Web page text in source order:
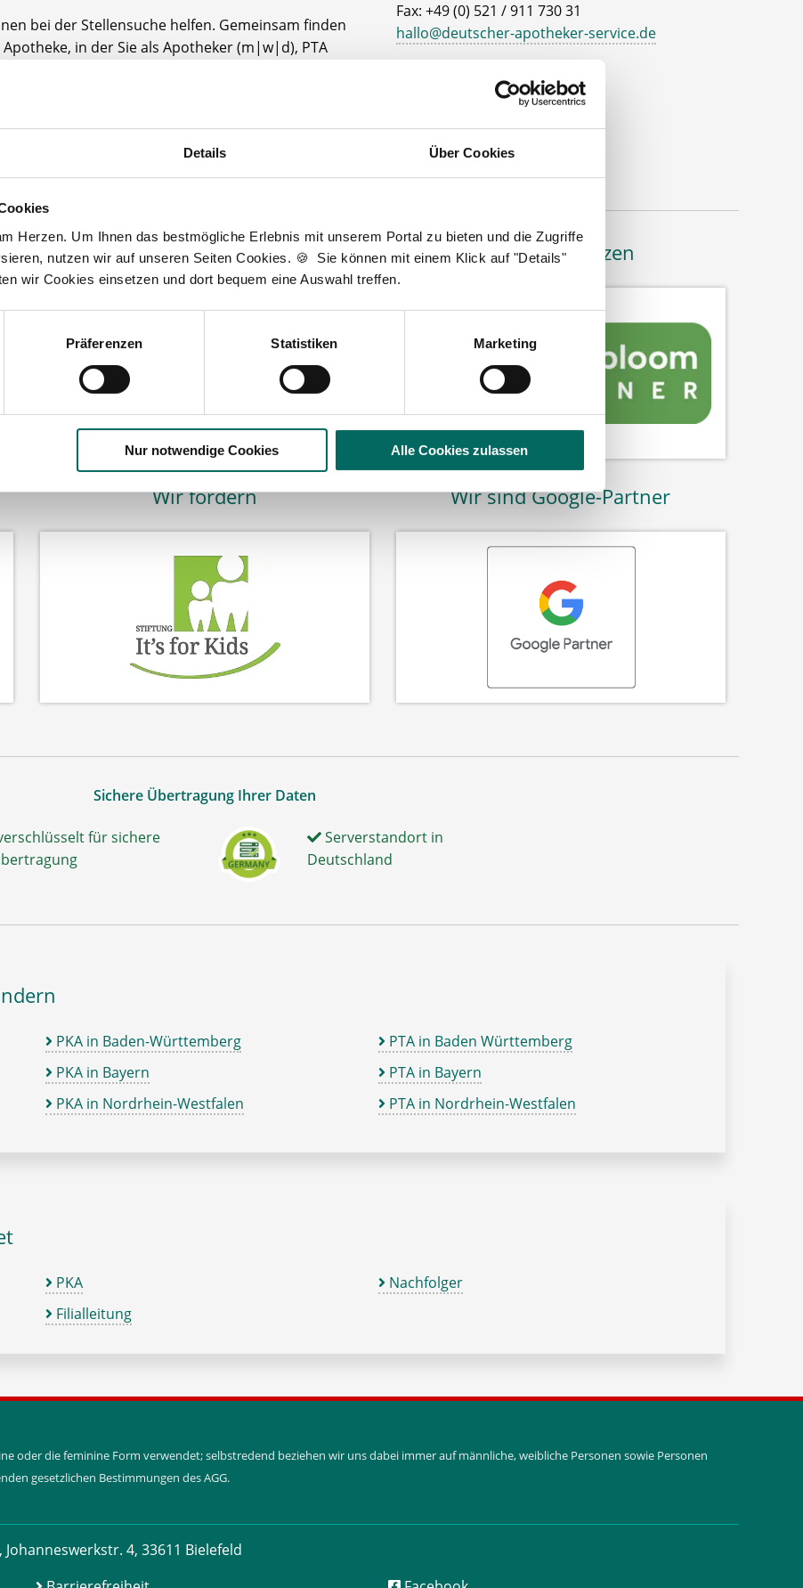
Details Über Cookies
Herzen. Um Ihnen das bestmögliche Erlebnis mit unserem Portal zu bieten und die Zugriffe
nutzen wir auf unseren Seiten Cookies. 🍪 Sie können mit einem Klick auf "Details"
wir Cookies einsetzen und dort bequem eine Auswahl treffen.
Präferenzen Statistiken Marketing
Nur notwendige Cookies Alle Cookies zulassen
bei der Stellensuche helfen. Gemeinsam finden
in der Sie als Apotheker (m|w|d), PTA
zur kostenlosen Stellenanfrage
Fax: +49 (0) 521 / 911 730 31
hallo@deutscher-apotheker-service.de
Deutscher Apotheker Service
Johanneswerkstr. 4
33611 Bielefeld
Wir fördern Bäume pflanzen
Wir fördern Wir sind Google-Partner
Sichere Übertragung Ihrer Daten
für sichere
Serverstandort in
Deutschland
PKA in Baden-Württemberg
PKA in Bayern
PKA in Nordrhein-Westfalen
PTA in Baden Württemberg
PTA in Bayern
PTA in Nordrhein-Westfalen
PKA
Filialleitung
Nachfolger
oder die feminine Form verwendet; selbstredend beziehen wir uns dabei immer auf männliche, weibliche Personen sowie Personen
gesetzlichen Bestimmungen des AGG.
4, 33611 Bielefeld